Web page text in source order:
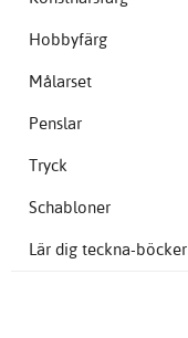
Hobbyfärg
Målarset
Penslar
Tryck
Schabloner
Lär dig teckna-böcker